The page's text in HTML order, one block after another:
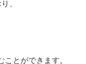
、
とができます。